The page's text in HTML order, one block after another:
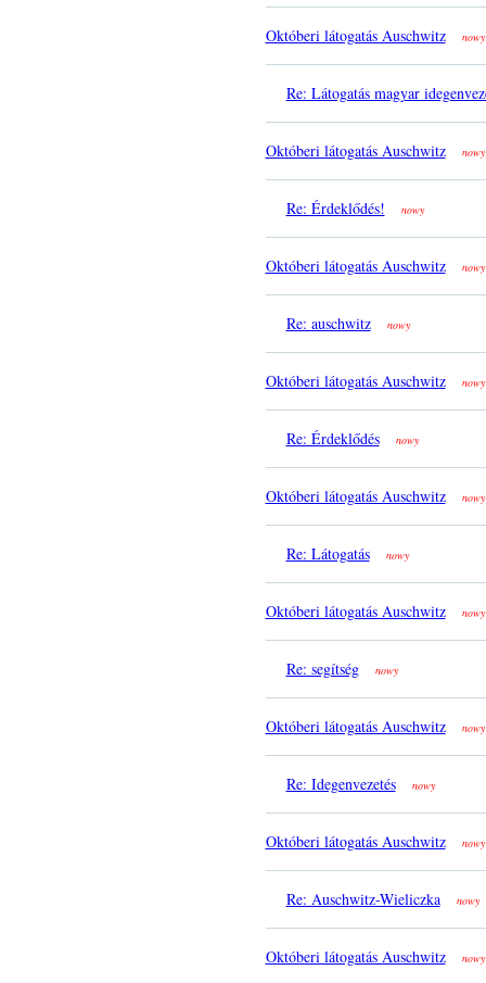
Októberi látogatás Auschwitz nowy
Re: Látogatás magyar
Októberi látogatás Auschwitz nowy
Re: Érdeklődés! nowy
Októberi látogatás Auschwitz nowy
Re: auschwitz nowy
Októberi látogatás Auschwitz nowy
Re: Érdeklődés nowy
Októberi látogatás Auschwitz nowy
Re: Látogatás nowy
Októberi látogatás Auschwitz nowy
Re: segítség nowy
Októberi látogatás Auschwitz nowy
Re: Idegenvezetés nowy
Októberi látogatás Auschwitz nowy
Re: Auschwitz-Wieliczka nowy
Októberi látogatás Auschwitz nowy